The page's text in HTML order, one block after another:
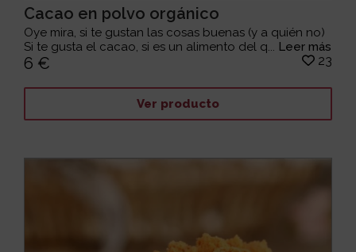
Cacao en polvo orgánico
Oye mira, si te gustan las cosas buenas (y a quién no)
Si te gusta el cacao, si es un alimento del q... Leer más
6 € 23
Ver producto